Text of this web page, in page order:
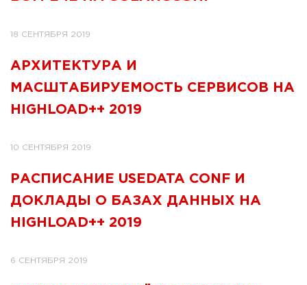
18 СЕНТЯБРЯ 2019
АРХИТЕКТУРА И
МАСШТАБИРУЕМОСТЬ СЕРВИСОВ НА
HIGHLOAD++ 2019
10 СЕНТЯБРЯ 2019
РАСПИСАНИЕ USEDATA CONF И
ДОКЛАДЫ О БАЗАХ ДАННЫХ НА
HIGHLOAD++ 2019
6 СЕНТЯБРЯ 2019